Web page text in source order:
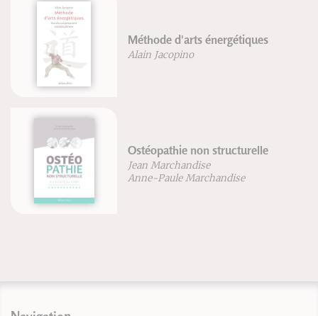
Méthode d'arts énergétiques
Alain Jacopino
Ostéopathie non structurelle
Jean Marchandise
Anne-Paule Marchandise